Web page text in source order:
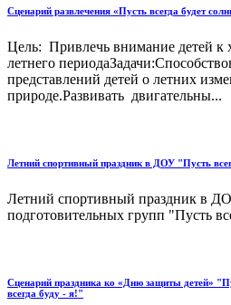
Сценарий развлечения «Пусть всегда будет
Цель: Привлечь внимание детей к
летнего
представлений детей о летних
природе.Развивать двигательны...
Летний спортивный праздник в ДОУ "Пусть
Летний спортивный праздник в
подготовительных групп "Пусть
Сценарий праздника ко «Дню защиты детей»
всегда буду - я!"